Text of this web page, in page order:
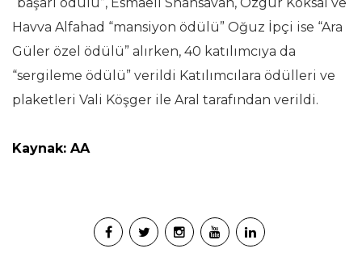
Havva Alfahad “mansiyon ödülü” Oğuz İpçi ise “Ara
Güler özel ödülü” alırken, 40 katılımcıya da
“sergileme ödülü” verildi Katılımcılara ödülleri ve
plaketleri Vali Köşger ile Aral tarafından verildi.
Kaynak: AA